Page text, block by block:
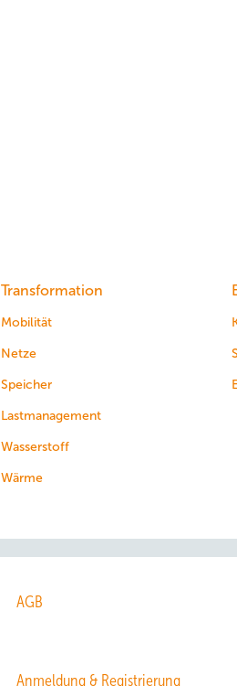
Transformation
Mobilität
Netze
Speicher
Lastmanagement
Wasserstoff
Wärme
AGB
Anmeldung & Registrierung